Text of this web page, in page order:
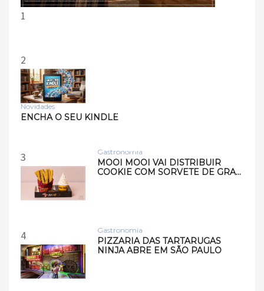
1
Tecnologia
Musi…
2
Novidades
ENCHA O SEU KINDLE
3 Gastronomia
MOOI MOOI VAI DISTRIBUIR
COOKIE COM SORVETE DE GRA…
4 Gastronomia
PIZZARIA DAS TARTARUGAS
NINJA ABRE EM SÃO PAULO